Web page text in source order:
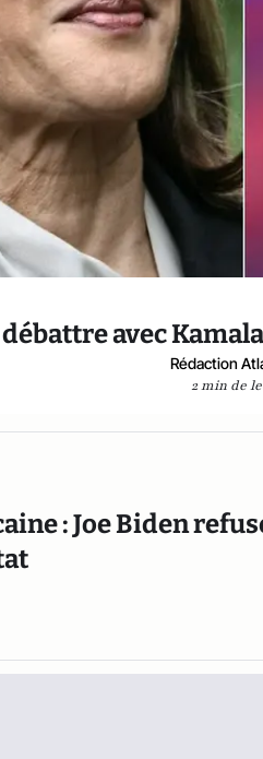
avec
Rédaction
2 min de
: Joe Biden